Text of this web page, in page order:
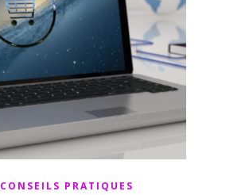
CONSEILS PRATIQUES